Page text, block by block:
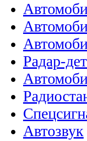
Радар-
Автозвук